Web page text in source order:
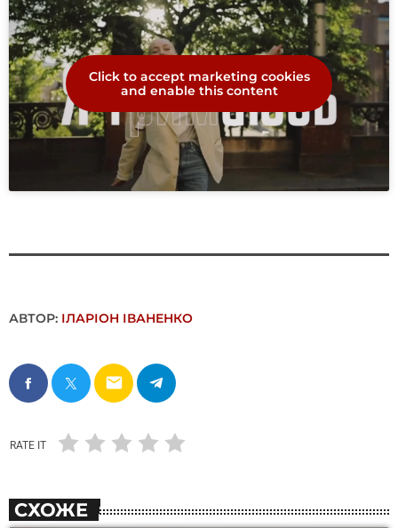
Click to accept marketing cookies
and enable this content
АВТОР: ІЛАРІОН ІВАНЕНКО
email
RATE IT
СХОЖЕ